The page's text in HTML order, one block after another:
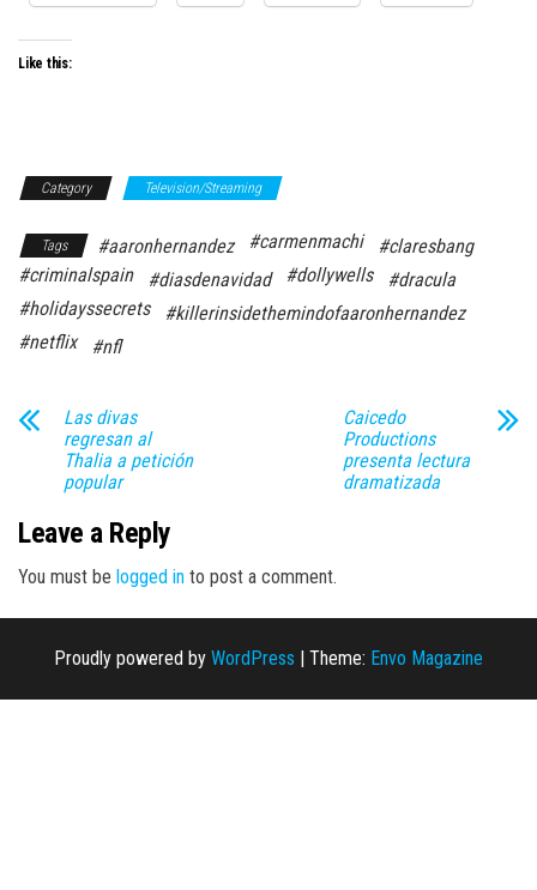
Like this:
Category Television/Streaming
Tags #aaronhernandez #carmenmachi
#claresbang
#criminalspain
#diasdenavidad #dollywells
#dracula
#holidayssecrets
#killerinsidethemindofaaronhernandez
#netflix
#nfl
Las divas
regresan al
Thalia a petición
popular
Caicedo
Productions
presenta lectura
dramatizada
Leave a Reply
You must be logged in to post a comment.
Proudly powered by WordPress | Theme: Envo Magazine